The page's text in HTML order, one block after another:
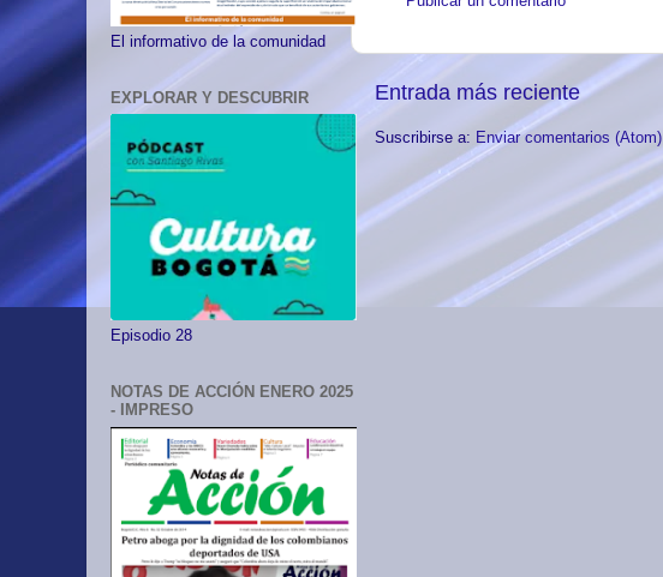
Entrada más reciente
Suscribirse a: Enviar comentarios (Atom)
El informativo de la comunidad
EXPLORAR Y DESCUBRIR
Episodio 28
NOTAS DE ACCIÓN ENERO 2025
- IMPRESO